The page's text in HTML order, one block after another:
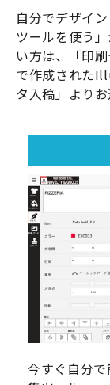
自分でデザイ
ツールを使う
い方は、「印
で作成された
タ入稿」よりお
今すぐ自分